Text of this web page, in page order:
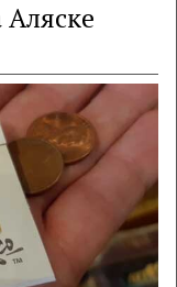
Аляске